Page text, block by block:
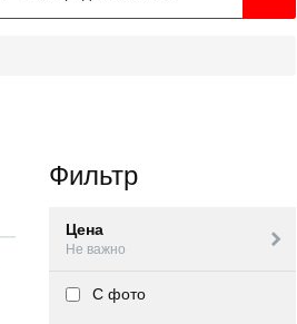
Фильтр
Цена
Не важно
С фото